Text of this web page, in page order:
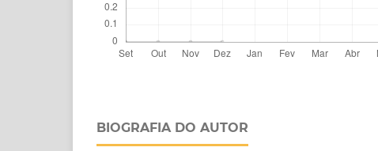
BIOGRAFIA DO AUTOR